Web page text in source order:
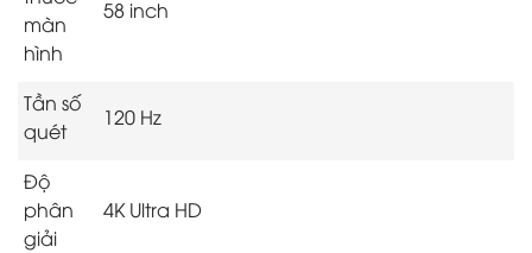
màn
hình
58 inch
Tần số
quét
120 Hz
Độ
phân
giải
4K Ultra HD